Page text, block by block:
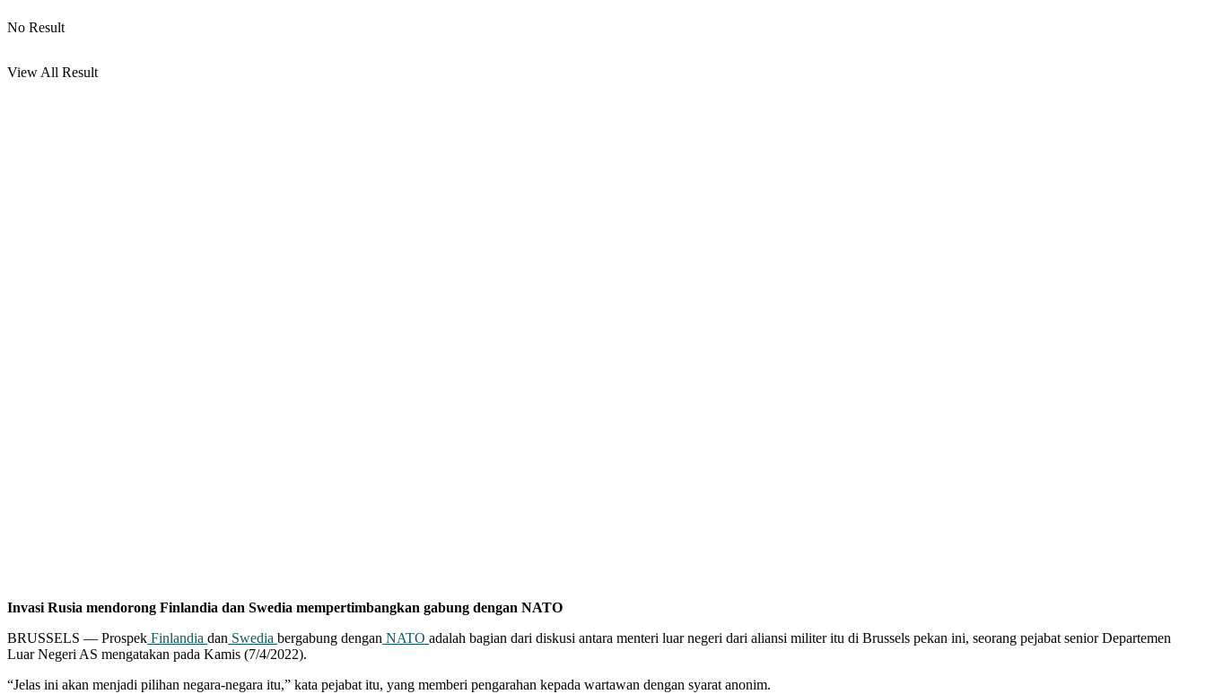
No Result
View All Result
Invasi Rusia mendorong Finlandia dan Swedia mempertimbangkan gabung dengan NATO
BRUSSELS — Prospek Finlandia dan Swedia bergabung dengan NATO adalah bagian dari diskusi antara menteri luar negeri dari aliansi militer itu di Brussels pekan ini, seorang pejabat senior Departemen
Luar Negeri AS mengatakan pada Kamis (7/4/2022).
“Jelas ini akan menjadi pilihan negara-negara itu,” kata pejabat itu, yang memberi pengarahan kepada wartawan dengan syarat anonim.